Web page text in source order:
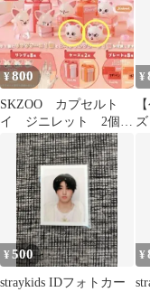
¥800
SKZOO カプセルト
イ ジニレット 2個セ
ット ケース無し 未
開封 スキズ
¥
¥500
straykids IDフォトカー
¥